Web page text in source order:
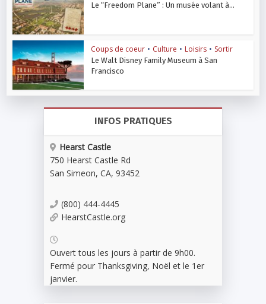
Le “Freedom Plane” : Un musée volant à...
Coups de coeur • Culture • Loisirs • Sortir
Le Walt Disney Family Museum à San
Francisco
INFOS PRATIQUES
Hearst Castle
750 Hearst Castle Rd
San Simeon, CA, 93452
(800) 444-4445
HearstCastle.org
Ouvert tous les jours à partir de 9h00.
Fermé pour Thanksgiving, Noël et le 1er
janvier.